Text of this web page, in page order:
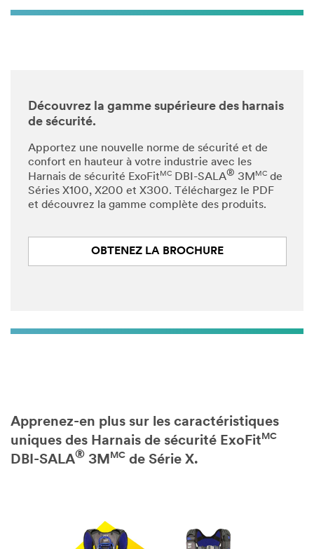
Découvrez la gamme supérieure des harnais
de sécurité.
Apportez une nouvelle norme de sécurité et de
confort en hauteur à votre industrie avec les
Harnais de sécurité ExoFit MC DBI-SALA® 3M MC de
Séries X100, X200 et X300. Téléchargez le PDF
et découvrez la gamme complète des produits.
OBTENEZ LA BROCHURE
Apprenez-en plus sur les caractéristiques
uniques des Harnais de sécurité ExoFit MC
DBI-SALA® 3M MC de Série X.